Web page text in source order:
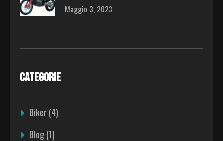
Maggio 3, 2023
CATEGORIE
Biker(4)
Blog(1)